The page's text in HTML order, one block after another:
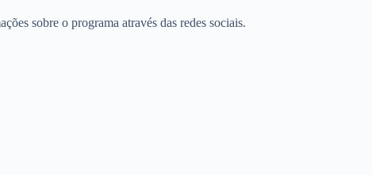
sobre o programa através das redes sociais.